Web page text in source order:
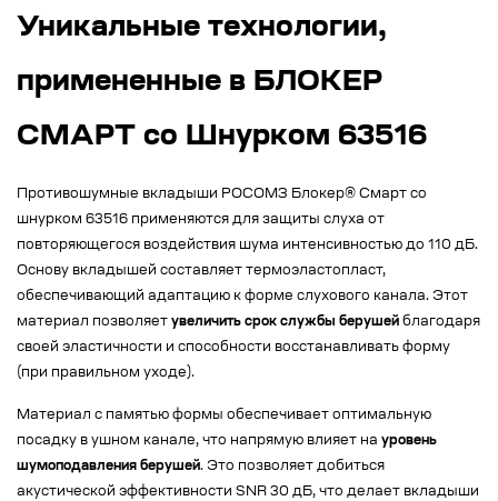
Уникальные технологии,
примененные в БЛОКЕР
СМАРТ со Шнурком 63516
Противошумные вкладыши РОСОМЗ Блокер® Смарт со
шнурком 63516 применяются для защиты слуха от
повторяющегося воздействия шума интенсивностью до 110 дБ.
Основу вкладышей составляет термоэластопласт,
обеспечивающий адаптацию к форме слухового канала. Этот
материал позволяет увеличить срок службы берушей благодаря
своей эластичности и способности восстанавливать форму
(при правильном уходе).
Материал с памятью формы обеспечивает оптимальную
посадку в ушном канале, что напрямую влияет на уровень
шумоподавления берушей. Это позволяет добиться
акустической эффективности SNR 30 дБ, что делает вкладыши